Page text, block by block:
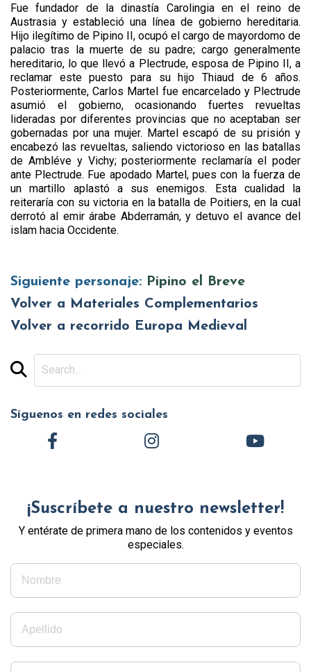
Fue fundador de la dinastía Carolingia en el reino de
Austrasia y estableció una línea de gobierno hereditaria.
Hijo ilegítimo de Pipino II, ocupó el cargo de mayordomo de
palacio tras la muerte de su padre; cargo generalmente
hereditario, lo que llevó a Plectrude, esposa de Pipino II, a
reclamar este puesto para su hijo Thiaud de 6 años.
Posteriormente, Carlos Martel fue encarcelado y Plectrude
asumió el gobierno, ocasionando fuertes revueltas
lideradas por diferentes provincias que no aceptaban ser
gobernadas por una mujer. Martel escapó de su prisión y
encabezó las revueltas, saliendo victorioso en las batallas
de Ambléve y Vichy; posteriormente reclamaría el poder
ante Plectrude. Fue apodado Martel, pues con la fuerza de
un martillo aplastó a sus enemigos. Esta cualidad la
reiteraría con su victoria en la batalla de Poitiers, en la cual
derrotó al emir árabe Abderramán, y detuvo el avance del
islam hacia Occidente.
Siguiente personaje: Pipino el Breve
Volver a Materiales Complementarios
Volver a recorrido Europa Medieval
Síguenos en redes sociales
¡Suscríbete a nuestro newsletter!
Y entérate de primera mano de los contenidos y eventos
especiales.